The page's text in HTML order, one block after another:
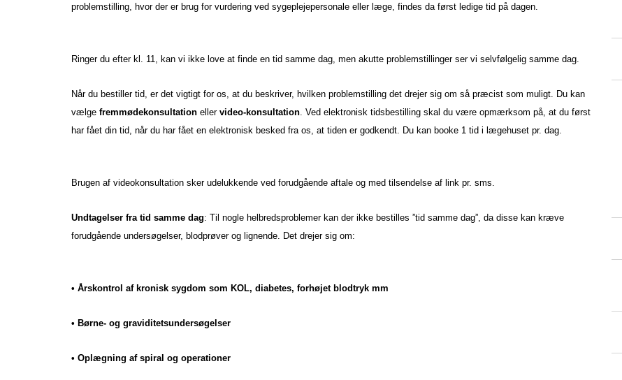
problemstilling, hvor der er brug for vurdering ved sygeplejepersonale eller læge, findes da først ledige tid på dagen.
Ringer du efter kl. 11, kan vi ikke love at finde en tid samme dag, men akutte problemstillinger ser vi selvfølgelig samme dag.
Når du bestiller tid, er det vigtigt for os, at du beskriver, hvilken problemstilling det drejer sig om så præcist som muligt. Du kan
vælge fremmødekonsultation ellervideo-konsultation . Ved elektronisk tidsbestilling skal du være opmærksom på, at du først
har fået din tid, når du har fået en elektronisk besked fra os, at tiden er godkendt. Du kan booke 1 tid i lægehuset pr. dag.
Brugen af videokonsultation sker udelukkende ved forudgående aftale og med tilsendelse af link pr. sms.
Undtagelser fra tid samme dag: Til nogle helbredsproblemer kan der ikke bestilles ”tid samme dag”, da disse kan kræve
forudgående undersøgelser, blodprøver og lignende. Det drejer sig om:
• Årskontrol af kronisk sygdom som KOL, diabetes, forhøjet blodtryk mm
• Børne- og graviditetsundersøgelser
• Oplægning af spiral og operationer